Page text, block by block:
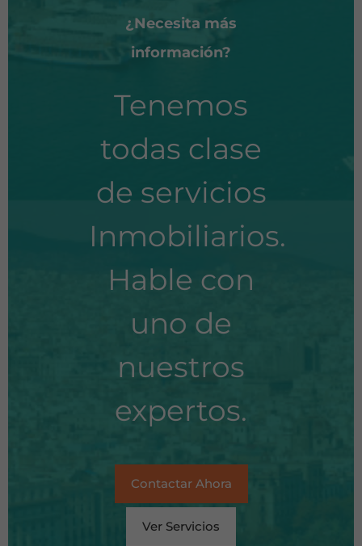
¿Necesita más
información?
Tenemos
todas clase
de servicios
Inmobiliarios.
Hable con
uno de
nuestros
expertos.
Contactar Ahora
Ver Servicios